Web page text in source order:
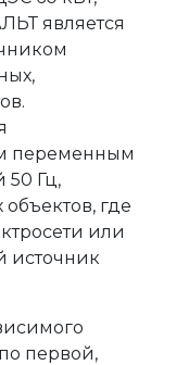
является
переменным
50 Гц,
где
или
источник
первой,